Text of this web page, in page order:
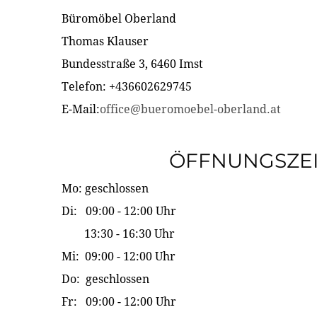
Büromöbel Oberland
Thomas Klauser
Bundesstraße 3, 6460 Imst
Telefon: +436602629745
E-Mail:office@bueromoebel-oberland.at
Mo: geschlossen
Di: 09:00 - 12:00 Uhr
13:30 - 16:30 Uhr
Mi: 09:00 - 12:00 Uhr
Do: geschlossen
Fr: 09:00 - 12:00 Uhr